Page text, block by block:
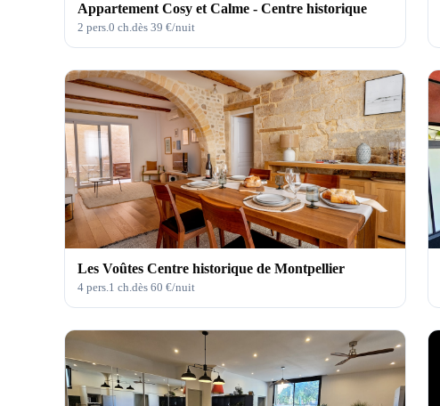
Appartement Cosy et Calme - Centre historique
2 pers.0 ch.dès 39 €/nuit
Les Voûtes Centre historique de Montpellier
4 pers.1 ch.dès 60 €/nuit